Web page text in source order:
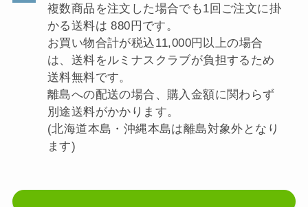
複数商品を注文した場合でも1回ご注文に掛
かる送料は 880円です。
お買い物合計が税込11,000円以上の場合
は、送料をルミナスクラブが負担するため
送料無料です。
離島への配送の場合、購入金額に関わらず
別途送料がかかります。
(北海道本島・沖縄本島は離島対象外となり
ます)